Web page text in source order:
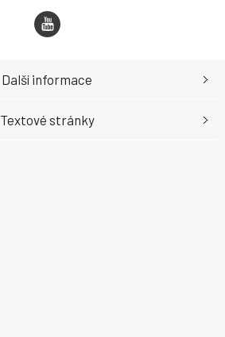
Další informace
Textové stránky